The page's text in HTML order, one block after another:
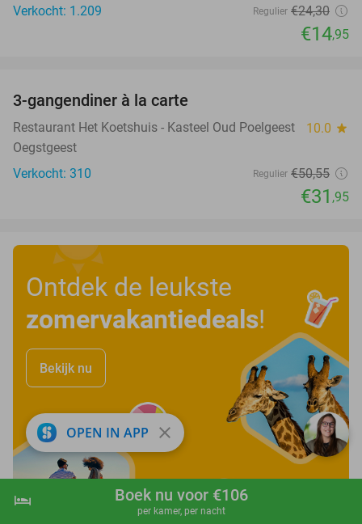
shopping_cart Boek nu
hotel Boek nu voor €106
per kamer, per nacht
Verkocht: 1.209
Regulier €24,30
€14,95
3-gangendiner à la carte
Restaurant Het Koetshuis - Kasteel Oud Poelgeest 10.0 star
Oegstgeest
Verkocht: 310
Regulier €50,55
€31 ,95
Ontdek de leukste
zomervakantiedeals!
Bekijk nu
OPEN IN APP close